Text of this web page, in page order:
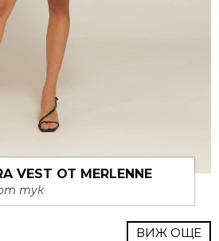
VEST ОТ MERLENNE
тук
ВИЖ ОЩЕ